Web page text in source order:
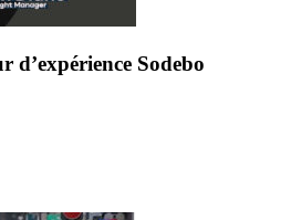
d’expérience Sodebo